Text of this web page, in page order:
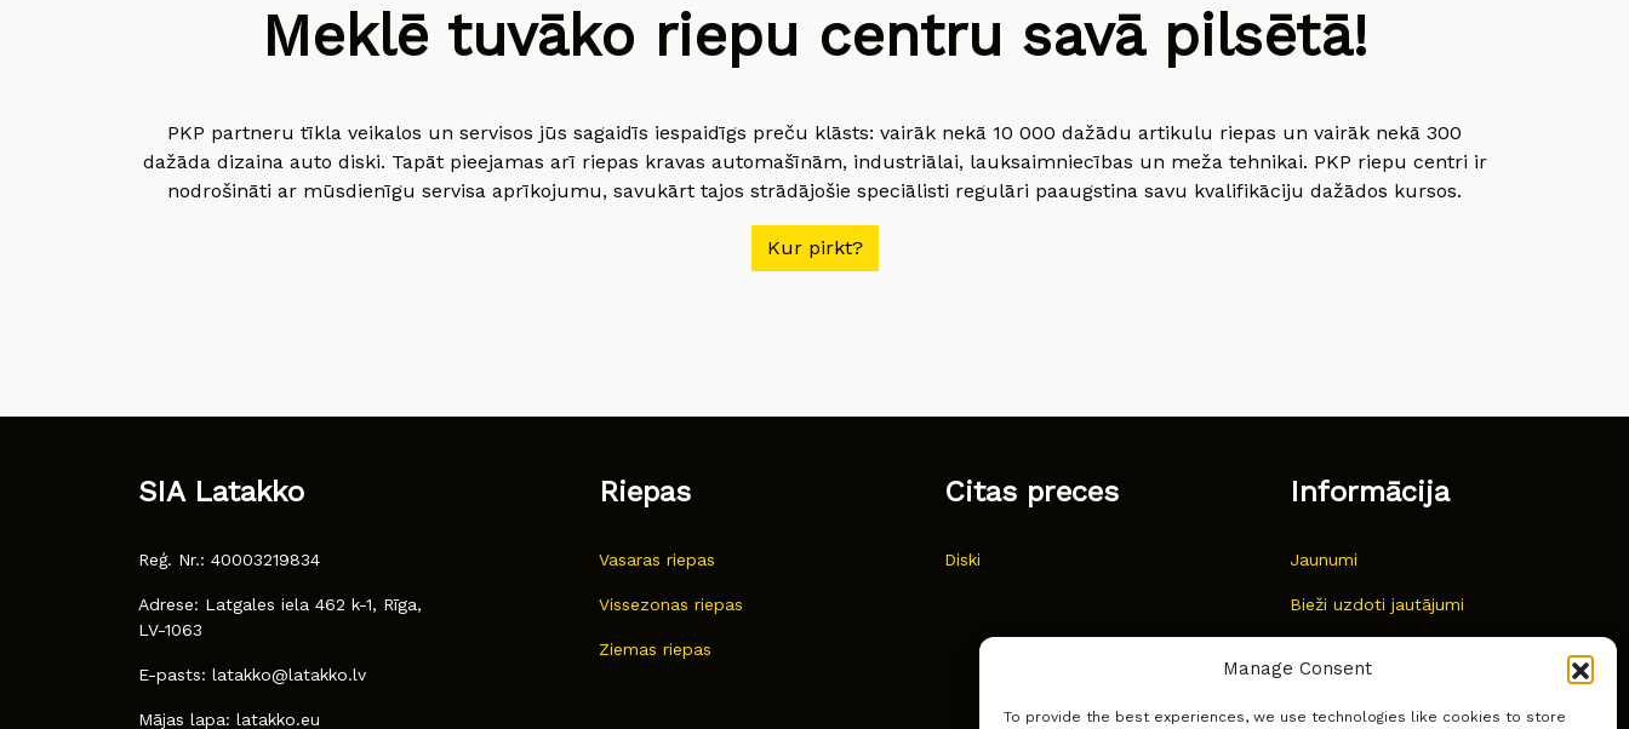
Manage Consent
To provide the best experiences, we use technologies like cookies to store
Meklē tuvāko riepu centru savā pilsētā!
PKP partneru tīkla veikalos un servisos jūs sagaidīs iespaidīgs preču klāsts: vairāk nekā 10 000 dažādu artikulu riepas un vairāk nekā 300
dažāda dizaina auto diski. Tapāt pieejamas arī riepas kravas automašīnām, industriālai, lauksaimniecības un meža tehnikai. PKP riepu centri ir
nodrošināti ar mūsdienīgu servisa aprīkojumu, savukārt tajos strādājošie speciālisti regulāri paaugstina savu kvalifikāciju dažādos kursos.
Kur pirkt?
SIA Latakko
Reģ. Nr.: 40003219834
Adrese: Latgales iela 462 k-1, Rīga,
LV-1063
E-pasts: latakko@latakko.lv
Mājas lapa: latakko.eu
Riepas
Vasaras riepas
Vissezonas riepas
Ziemas riepas
Citas preces
Diski
Informācija
Jaunumi
Bieži uzdoti jautājumi